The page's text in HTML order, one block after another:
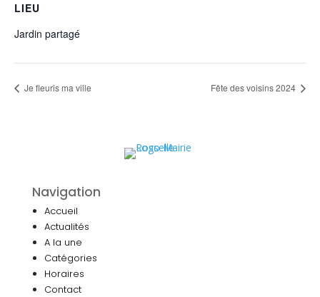
LIEU
Jardin partagé
Je fleuris ma ville Fête des voisins 2024
Navigation
Accueil
Actualités
A la une
Catégories
Horaires
Contact